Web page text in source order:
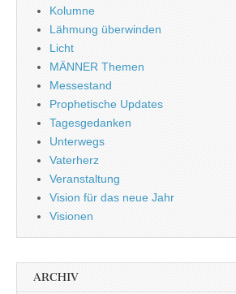
Kolumne
Lähmung überwinden
Licht
MÄNNER Themen
Messestand
Prophetische Updates
Tagesgedanken
Unterwegs
Vaterherz
Veranstaltung
Vision für das neue Jahr
Visionen
ARCHIV